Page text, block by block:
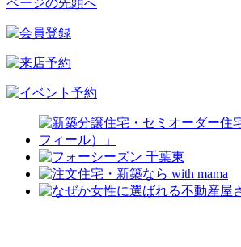
ページの先頭へ